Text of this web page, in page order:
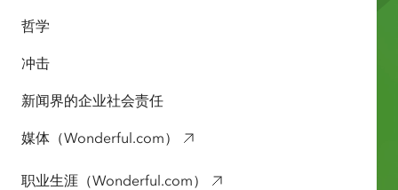
哲学
冲击
新闻界的企业社会责任
媒体（Wonderful.com）
职业生涯（Wonderful.com）